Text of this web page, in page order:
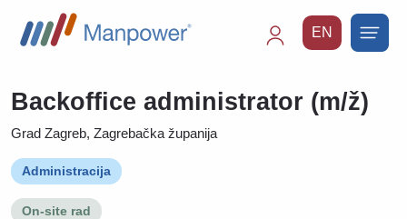
EN
Backoffice administrator (m/ž)
Grad Zagreb, Zagrebačka županija
Administracija
On-site rad